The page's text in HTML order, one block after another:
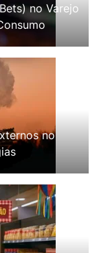
no Varejo
no